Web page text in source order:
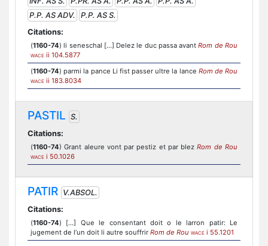
P.P. AS ADV.
P.P. AS S.
Citations:
(1160-74) li seneschal [...] Delez le duc passa avantRom de Rou
WACE ii 104.5877
(1160-74) parmi la pance Li fist passer ultre la lance Rom de Rou
WACE ii 183.8034
PASTIL S.
Citations:
(1160-74) Grant aleure vont par pestiz et par blezRom de Rou
WACE i 50.1026
PATIR V.ABSOL.
Citations:
(1160-74) [...] Que le consentant doit o le larron patir: Le
jugement de l’un doit li autre souffrir Rom de Rou WACE i 55.1201